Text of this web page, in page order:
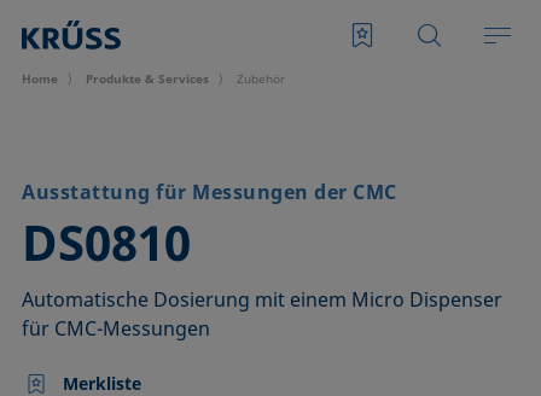
Home Produkte & Services Zubehör
Ausstattung für Messungen der CMC
DS0810
–
Automatische Dosierung mit einem Micro Dispenser
für CMC-Messungen
Merkliste